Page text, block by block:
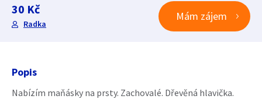
30 Kč
Radka
Mám zájem
Popis
Nabízím maňásky na prsty. Zachovalé. Dřevěná hlavička.